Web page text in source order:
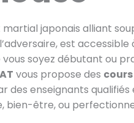
martial japonais alliant
est
vous soyez débutant ou
vous propose des
des enseignants
bien-être, ou